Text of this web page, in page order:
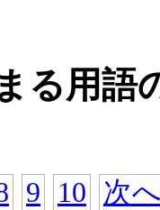
る用語
9 10 次